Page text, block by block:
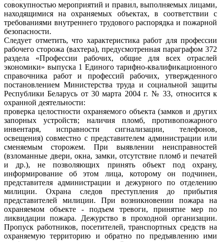
совокупностью мероприятий и правил, выполняемых лицами,
находящимися на охраняемых объектах, в соответствии с
требованиями внутреннего трудового распорядка и пожарной
безопасности.
Следует отметить, что характеристика работ для профессии
рабочего сторожа (вахтера), предусмотренная параграфом 372
раздела «Профессии рабочих, общие для всех отраслей
экономики» выпуска 1 Единого тарифно-квалификационного
справочника работ и профессий рабочих, утвержденного
постановлением Министерства труда и социальной защиты
Республики Беларусь от 30 марта 2004 г. № 33, относится к
охранной деятельности:
проверка целостности охраняемого объекта (замков и других
запорных устройств; наличия пломб, противопожарного
инвентаря, исправности сигнализации, телефонов,
освещения) совместно с представителем администрации или
сменяемым сторожем. При выявлении неисправностей
(взломанные двери, окна, замки, отсутствие пломб и печатей
и др.), не позволяющих принять объект под охрану,
информирование об этом лица, которому он подчинен,
представителя администрации и дежурного по отделению
милиции. Охрана следов преступления до прибытия
представителей милиции. При возникновении пожара на
охраняемом объекте - подъем тревоги, принятие мер по
ликвидации пожара. Дежурство в проходной организации.
Пропуск работников, посетителей, транспортных средств на
охраняемую территорию и обратно по предъявлению ими